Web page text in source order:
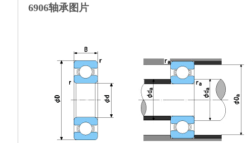
6906轴承图片